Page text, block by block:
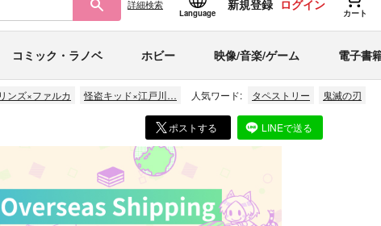
詳細検索
Language
新規登録 ログイン
カート
コミック・ラノベ ホビー 映像/音楽/ゲーム 電子書
ンズ×ファルカ 怪盗キッド×江戸川… 人気ワード: タペストリー 鬼滅の刃
ポストする LINEで送る